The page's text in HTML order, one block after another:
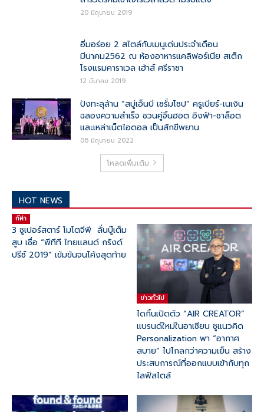
20 มิถุนายน 2019
อิ่มอร่อย 2 สไตล์กับเมนูเด่นประจำเดือน
มีนาคม2562 ณ ห้องอาหารแคลิฟอร์เนีย สเต็ก
โรงแรมคาราเวล เฮ้าส์ ศรีราชา
12 มีนาคม 2019
ปังทะลุล้าน “สบู่เอ็นบี เซรั่มโซป” ครูเบียร์-เนเงิน
ฉลองความสำเร็จ ชวนคู่จิ้นฮอต อิงฟ้า-ชาล็อต
และเหล่าเน็ตไอดอล เป็นสักขีพยาน
06 มิถุนายน 2022
โหลดเพิ่มเติม
HOT NEWS
กีฬา
3 ซูเปอร์สตาร์ โมโตจีพี ลั่นบู๊เต็ม
สูบ เชื่อ “พีทีที ไทยแลนด์ กรังด์
ปรีซ์ 2019” เข้มข้นจนโค้งสุดท้าย
ข่าวทั่วไป
ไดกิ้นเปิดตัว “AIR CREATOR”
แบรนด์ใหม่ในอาเซียน ชูแนวคิด
Personalization พา “อากาศ
สบาย” ไปไกลกว่าความเย็น สร้าง
ประสบการณ์ที่ออกแบบเข้ากับทุก
ไลฟ์สไตล์